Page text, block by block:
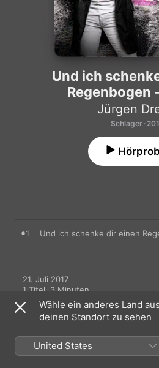
Und ich
Regenbogen
Jürgen
Schlager ·
1 Und ich schenke dir einen
21. Juli 2017
1 Titel, 3 Minuten
℗ 2017 Jürgen Drews, under
division of Universal Music GmbH
Wähle ein anderes Land
deinen Standort zu sehen
United States